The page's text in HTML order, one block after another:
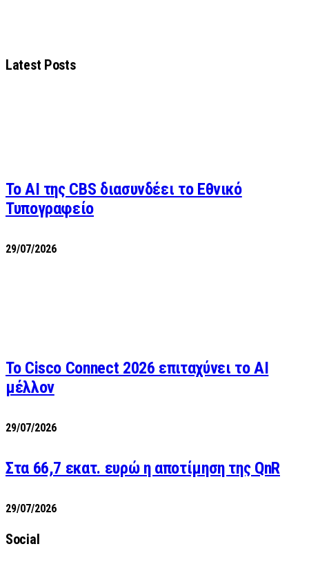
Latest Posts
Το AI της CBS διασυνδέει το Εθνικό
Τυπογραφείο
29/07/2026
Το Cisco Connect 2026 επιταχύνει το AI
μέλλον
29/07/2026
Στα 66,7 εκατ. ευρώ η αποτίμηση της QnR
29/07/2026
Social